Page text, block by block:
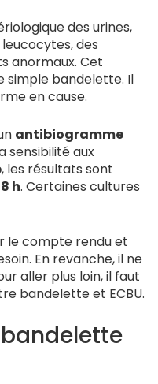
des urines,
des
anormaux. Cet
simple bandelette. Il
en cause.
antibiogramme
sensibilité aux
, les résultats sont
h. Certaines cultures
le compte rendu et
En revanche, il ne
aller plus loin, il faut
bandelette et ECBU.